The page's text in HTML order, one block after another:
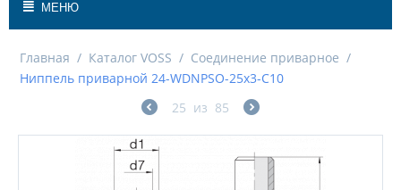
МЕНЮ
Главная / Каталог VOSS / Соединение приварное /
Ниппель приварной 24-WDNPSO-25x3-C10
25 из 85